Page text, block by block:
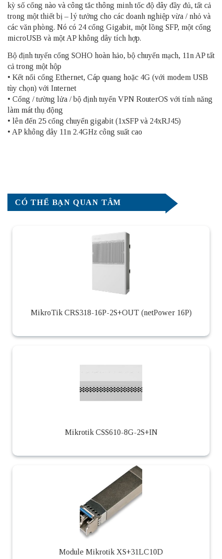
kỳ số cổng nào và công tắc thông minh tốc độ dây đầy đủ, tất cả
trong một thiết bị – lý tưởng cho các doanh nghiệp vừa / nhỏ và
các văn phòng. Nó có 24 cổng Gigabit, một lồng SFP, một cổng
microUSB và một AP không dây tích hợp.
Bộ định tuyến cổng SOHO hoàn hảo, bộ chuyển mạch, 11n AP tất
cả trong một hộp
• Kết nối cổng Ethernet, Cáp quang hoặc 4G (với modem USB
tùy chọn) với Internet
• Cổng / tường lửa / bộ định tuyến VPN RouterOS với tính năng
làm mát thụ động
• lên đến 25 cổng chuyển gigabit (1xSFP và 24xRJ45)
• AP không dây 11n 2.4GHz công suất cao
CÓ THỂ BẠN QUAN TÂM
MikroTik CRS318-16P-2S+OUT (netPower 16P)
Mikrotik CSS610-8G-2S+IN
Module Mikrotik XS+31LC10D